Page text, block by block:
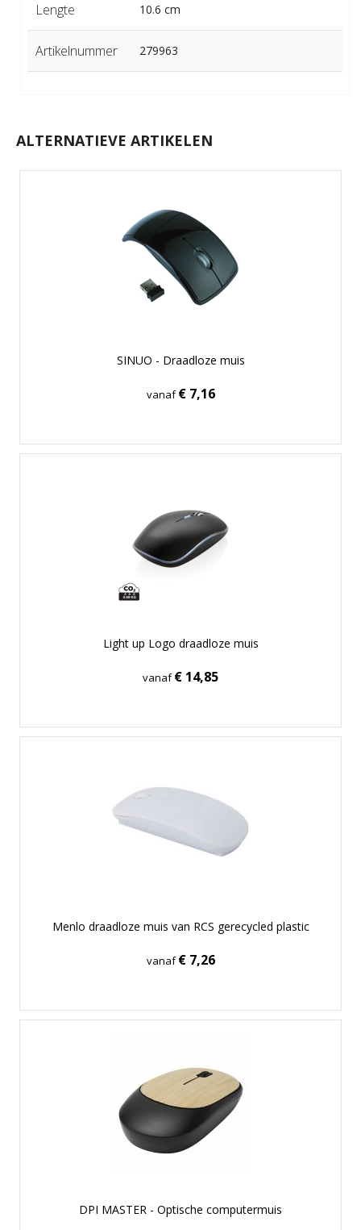
Lengte 10.6 cm
Artikelnummer 279963
ALTERNATIEVE ARTIKELEN
SINUO - Draadloze muis
vanaf€ 7,16
Light up Logo draadloze muis
vanaf€ 14,85
Menlo draadloze muis van RCS gerecycled plastic
vanaf€ 7,26
DPI MASTER - Optische computermuis